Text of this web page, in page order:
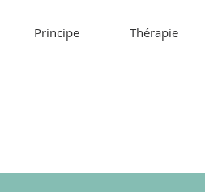
Principe Thérapie